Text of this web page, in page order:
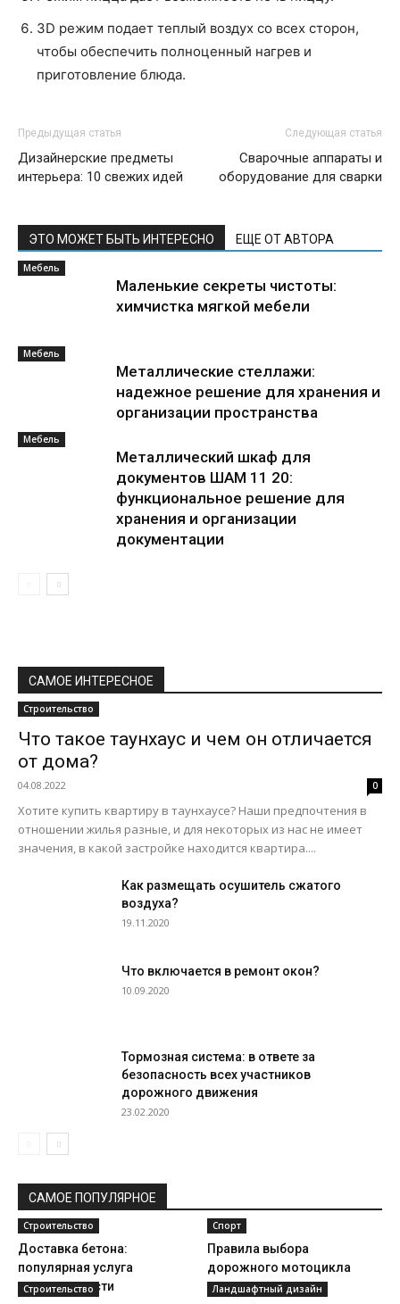
3D режим подает теплый воздух со всех сторон,
чтобы обеспечить полноценный нагрев и
приготовление блюда.
Предыдущая статья
Дизайнерские предметы
интерьера: 10 свежих идей
Следующая статья
Сварочные аппараты и
оборудование для сварки
ЭТО МОЖЕТ БЫТЬ ИНТЕРЕСНО ЕЩЕ ОТ АВТОРА
Мебель
Маленькие секреты чистоты:
химчистка мягкой мебели
Мебель
Металлические стеллажи:
надежное решение для хранения и
организации пространства
Мебель
Металлический шкаф для
документов ШАМ 11 20:
функциональное решение для
хранения и организации
документации
САМОЕ ИНТЕРЕСНОЕ
Строительство
Что такое таунхаус и чем он отличается
от дома?
04.08.2022 0
Хотите купить квартиру в таунхаусе? Наши предпочтения в
отношении жилья разные, и для некоторых из нас не имеет
значения, в какой застройке находится квартира....
Как размещать осушитель сжатого
воздуха?
19.11.2020
Что включается в ремонт окон?
10.09.2020
Тормозная система: в ответе за
безопасность всех участников
дорожного движения
23.02.2020
САМОЕ ПОПУЛЯРНОЕ
Строительство
Доставка бетона:
популярная услуга
соверменности
Спорт
Правила выбора
дорожного мотоцикла
Строительство Ландшафтный дизайн